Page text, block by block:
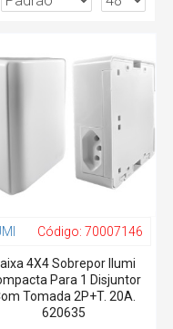
Código: 70007146
4X4 Sobrepor Ilumi
Para 1 Disjuntor
Tomada 2P+T. 20A.
620635